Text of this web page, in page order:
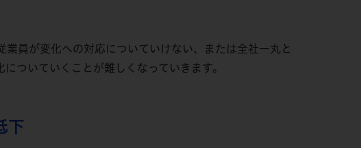
員が変化への対応についていけない、または全社一丸と
ついていくことが難しくなっていきます。
下